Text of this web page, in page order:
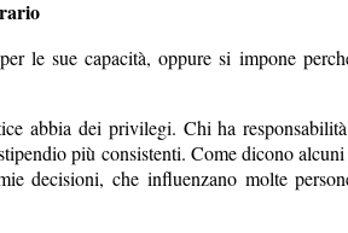
le sue capacità, oppure si impone
abbia dei privilegi. Chi ha
più consistenti. Come dicono
decisioni, che influenzano molte